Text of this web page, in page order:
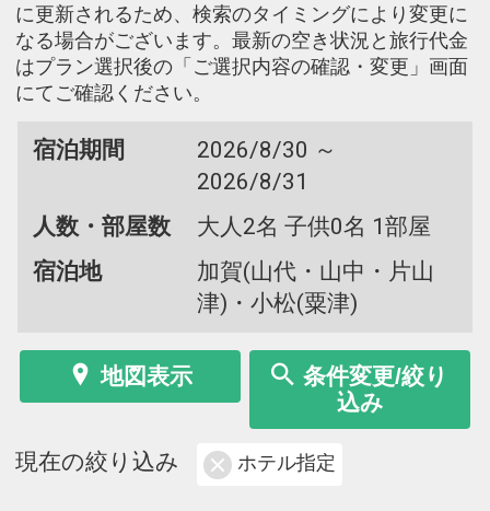
に更新されるため、検索のタイミングにより変更に
なる場合がございます。最新の空き状況と旅行代金
はプラン選択後の「ご選択内容の確認・変更」画面
にてご確認ください。
宿泊期間
2026/8/30 ～
2026/8/31
人数・部屋数
大人2名 子供0名 1部屋
宿泊地
加賀(山代・山中・片山
津)・小松(粟津)
地図表示
条件変更/絞り
込み
現在の絞り込み ホテル指定